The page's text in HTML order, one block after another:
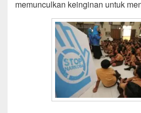
memunculkan keinginan untuk